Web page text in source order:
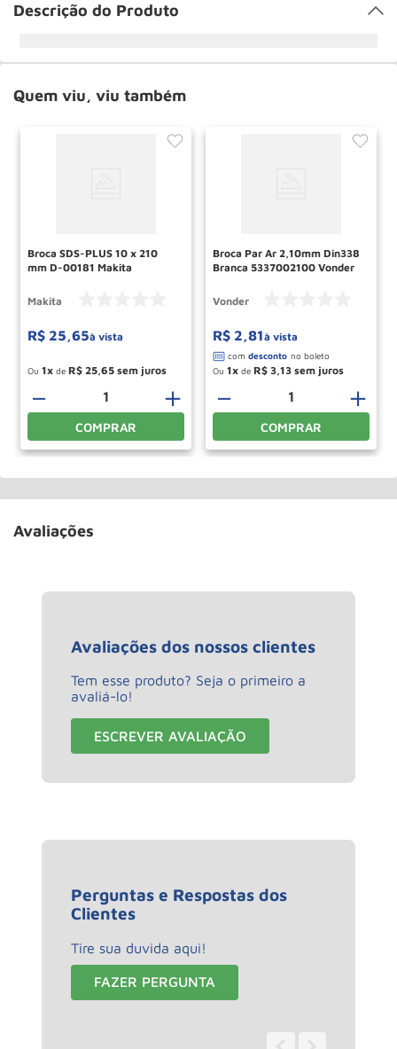
Descrição do Produto
Quem viu, viu também
Broca SDS-PLUS 10 x 210
mm D-00181 Makita
Makita
R$ 25,65à vista
Ou 1 de R$ 25,65
＋
－
COMPRAR
Broca Par Ar 2,10mm Din338
Branca 5337002100 Vonder
Vonder
R$ 2,81à vista
Ou 1 de R$ 3,13
＋
－
COMPRAR
Avaliações
Avaliações dos nossos clientes
Tem esse produto? Seja o primeiro a
avaliá-lo!
ESCREVER AVALIAÇÃO
Perguntas e Respostas dos
Clientes
Tire sua duvida aqui!
FAZER PERGUNTA